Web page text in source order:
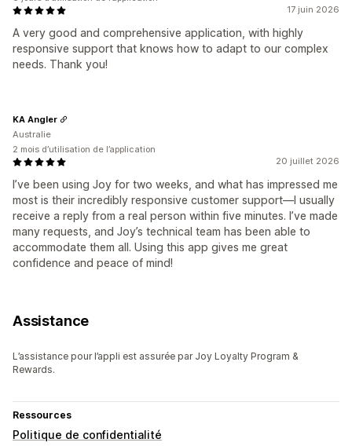
17 juin 2026
A very good and comprehensive application, with highly
responsive support that knows how to adapt to our complex
needs. Thank you!
20 juillet 2026
I’ve been using Joy for two weeks, and what has impressed me
most is their incredibly responsive customer support—I usually
receive a reply from a real person within five minutes. I’ve made
many requests, and Joy’s technical team has been able to
accommodate them all. Using this app gives me great
confidence and peace of mind!
KA Angler
Australie
2 mois d’utilisation de l’application
Assistance
L’assistance pour l’appli est assurée par Joy Loyalty Program &
Rewards.
Ressources
Politique de confidentialité